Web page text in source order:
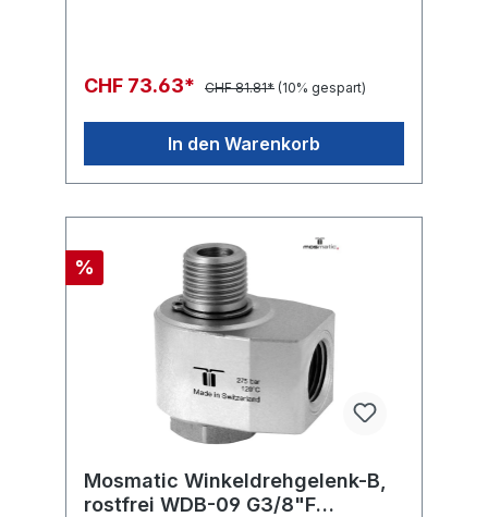
CHF 73.63* CHF 81.81* (10% gespart)
In den Warenkorb
%
Mosmatic Winkeldrehgelenk-B,
rostfrei WDB-09 G3/8"F